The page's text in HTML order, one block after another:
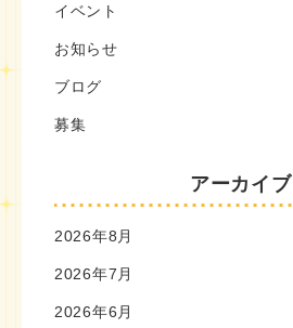
イベント
お知らせ
ブログ
募集
アーカイブ
2026年8月
2026年7月
2026年6月